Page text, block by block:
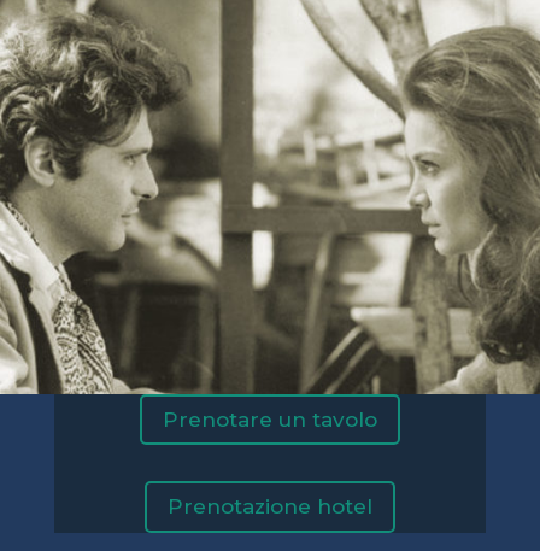
Prenotare un tavolo
Prenotazione hotel